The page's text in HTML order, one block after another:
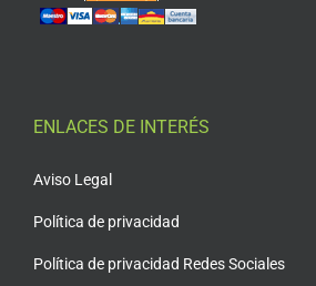
ENLACES DE INTERÉS
Aviso Legal
Política de privacidad
Política de privacidad Redes Sociales